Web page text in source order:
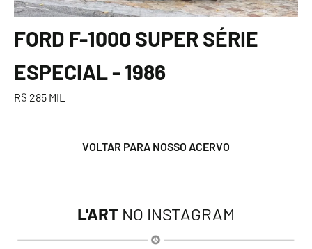
FORD F-1000 SUPER SÉRIE
ESPECIAL - 1986
R$ 285 MIL
VOLTAR PARA NOSSO ACERVO
L'ART NO INSTAGRAM